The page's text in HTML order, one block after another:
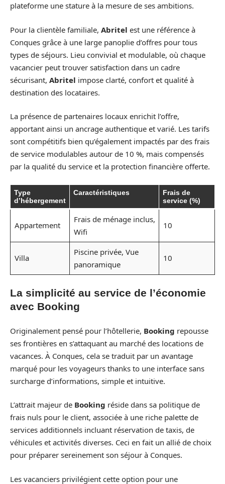
plateforme une stature à la mesure de ses ambitions.
Pour la clientèle familiale, Abritel est une référence à
Conques grâce à une large panoplie d’offres pour tous
types de séjours. Lieu convivial et modulable, où chaque
vacancier peut trouver satisfaction dans un cadre
sécurisant, Abritel impose clarté, confort et qualité à
destination des locataires.
La présence de partenaires locaux enrichit l’offre,
apportant ainsi un ancrage authentique et varié. Les tarifs
sont compétitifs bien qu’également impactés par des frais
de service modulables autour de 10 %, mais compensés
par la qualité du service et la protection financière offerte.
Type
d’hébergement
Caractéristiques
Frais de
service (%)
Appartement
Frais de ménage inclus,
Wifi
10
Villa
Piscine privée, Vue
panoramique
10
La simplicité au service de l’économie
avec Booking
Originalement pensé pour l’hôtellerie, Booking repousse
ses frontières en s’attaquant au marché des locations de
vacances. À Conques, cela se traduit par un avantage
marqué pour les voyageurs thanks to une interface sans
surcharge d’informations, simple et intuitive.
L’attrait majeur de Booking réside dans sa politique de
frais nuls pour le client, associée à une riche palette de
services additionnels incluant réservation de taxis, de
véhicules et activités diverses. Ceci en fait un allié de choix
pour préparer sereinement son séjour à Conques.
Les vacanciers privilégient cette option pour une